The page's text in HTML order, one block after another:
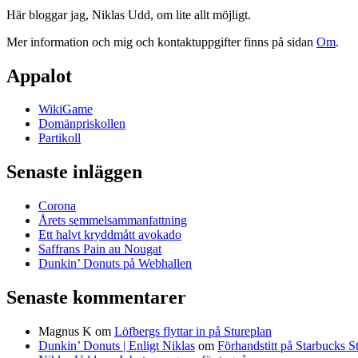
Här bloggar jag, Niklas Udd, om lite allt möjligt.
Mer information och mig och kontaktuppgifter finns på sidan Om.
Appalot
WikiGame
Domänpriskollen
Partikoll
Senaste inläggen
Corona
Årets semmelsammanfattning
Ett halvt kryddmått avokado
Saffrans Pain au Nougat
Dunkin’ Donuts på Webhallen
Senaste kommentarer
Magnus K om Löfbergs flyttar in på Stureplan
Dunkin’ Donuts | Enligt Niklas om Förhandstitt på Starbucks